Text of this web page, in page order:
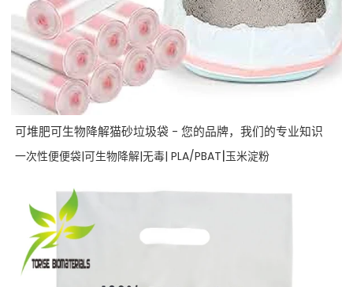
可堆肥可生物降解猫砂垃圾袋 - 您的品牌，我们的专业知识
一次性便便袋|可生物降解|无毒| PLA/PBAT|玉米淀粉